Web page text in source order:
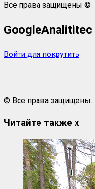
Все права защищены ©
GoogleAnalititec
Войти для покрутить
© Все права защищены.
Читайте также x